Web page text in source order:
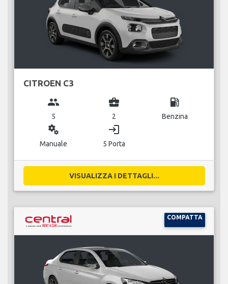
CITROEN C3
group
5
business_center
2
local_gas_station
Benzina
miscellaneous_services
Manuale
login
5 Porta
VISUALIZZA I DETTAGLI...
COMPATTA